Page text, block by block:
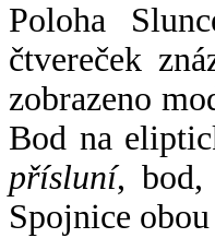
Poloha
čtvereček
zobrazeno
Bod na
přísluní, bod,
Spojnice